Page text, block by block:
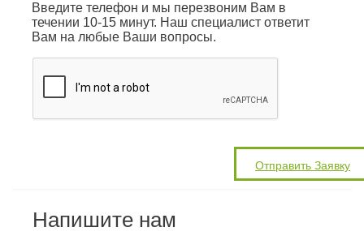
Введите телефон и мы перезвоним Вам в
течении 10-15 минут. Наш специалист ответит
Вам на любые Ваши вопросы.
Напишите нам